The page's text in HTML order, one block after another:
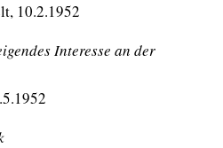
10.2.1952
Interesse an der